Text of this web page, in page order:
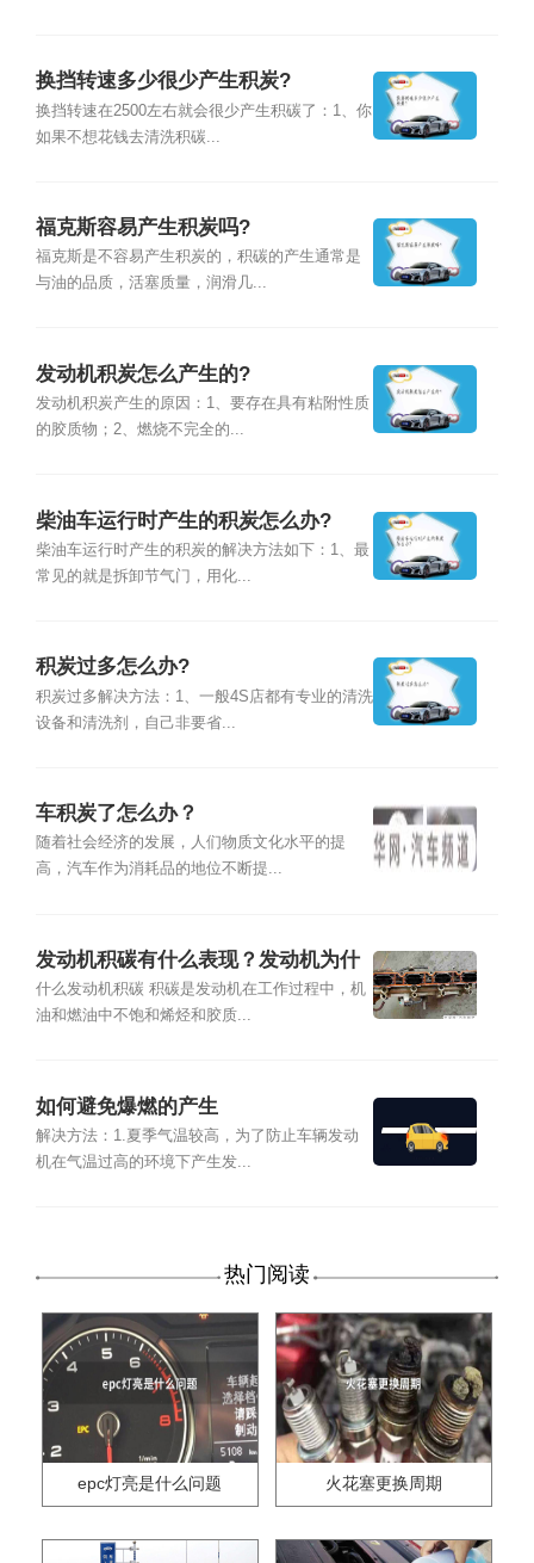
换挡转速多少很少产生积炭?
换挡转速在2500左右就会很少产生积碳了：1、你
如果不想花钱去清洗积碳...
福克斯容易产生积炭吗?
福克斯是不容易产生积炭的，积碳的产生通常是
与油的品质，活塞质量，润滑几...
发动机积炭怎么产生的?
发动机积炭产生的原因：1、要存在具有粘附性质
的胶质物；2、燃烧不完全的...
柴油车运行时产生的积炭怎么办?
柴油车运行时产生的积炭的解决方法如下：1、最
常见的就是拆卸节气门，用化...
积炭过多怎么办?
积炭过多解决方法：1、一般4S店都有专业的清洗
设备和清洗剂，自己非要省...
车积炭了怎么办？
随着社会经济的发展，人们物质文化水平的提
高，汽车作为消耗品的地位不断提...
发动机积碳有什么表现？发动机为什
么会产生积炭
什么发动机积碳 积碳是发动机在工作过程中，机
油和燃油中不饱和烯烃和胶质...
如何避免爆燃的产生
解决方法：1.夏季气温较高，为了防止车辆发动
机在气温过高的环境下产生发...
热门阅读
epc灯亮是什么问题 火花塞更换周期